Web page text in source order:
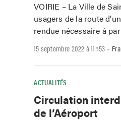
VOIRIE – La Ville de
usagers de la route
rendue nécessaire à
15 septembre 2022 à 11h53 -
ACTUALITÉS
Circulation
de l’Aéroport